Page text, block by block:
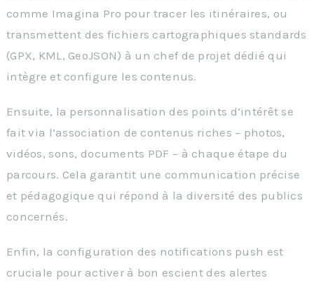
comme Imagina Pro pour tracer les itinéraires, ou
transmettent des fichiers cartographiques standards
(GPX, KML, GeoJSON) à un chef de projet dédié qui
intègre et configure les contenus.
Ensuite, la personnalisation des points d’intérêt se
fait via l’association de contenus riches – photos,
vidéos, sons, documents PDF – à chaque étape du
parcours. Cela garantit une communication précise
et pédagogique qui répond à la diversité des publics
concernés.
Enfin, la configuration des notifications push est
cruciale pour activer à bon escient des alertes